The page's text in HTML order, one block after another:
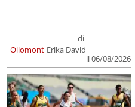
Ollomont
di
Erika David
il 06/08/2026